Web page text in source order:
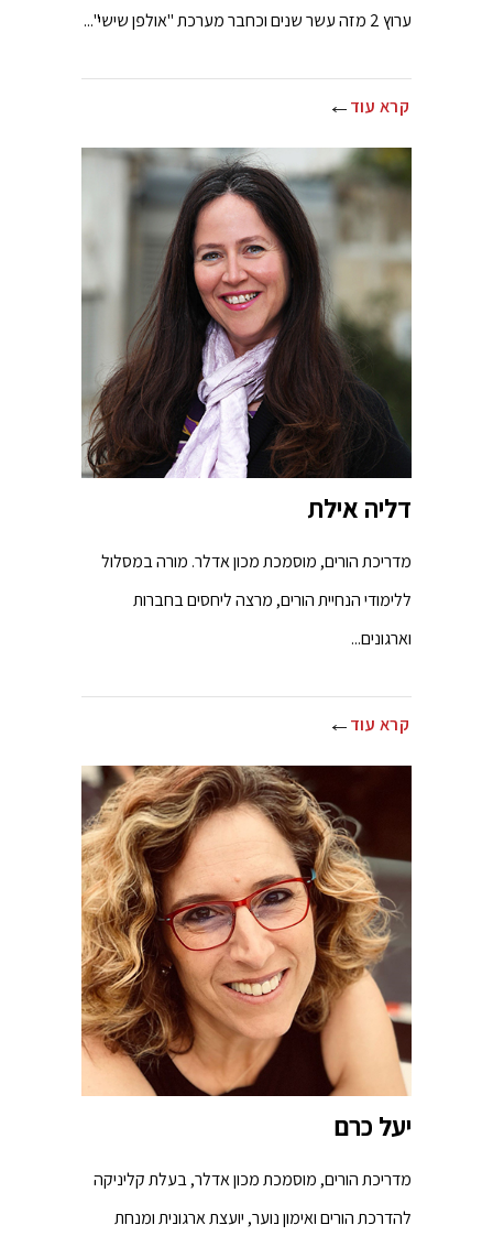
ערוץ 2 מזה עשר שנים וכחבר מערכת "אולפן שישי"...
קרא עוד
דליה אילת
מדריכת הורים, מוסמכת מכון אדלר. מורה במסלול
ללימודי הנחיית הורים, מרצה ליחסים בחברות
וארגונים...
קרא עוד
יעל כרם
מדריכת הורים, מוסמכת מכון אדלר, בעלת קליניקה
להדרכת הורים ואימון נוער, יועצת ארגונית ומנחת